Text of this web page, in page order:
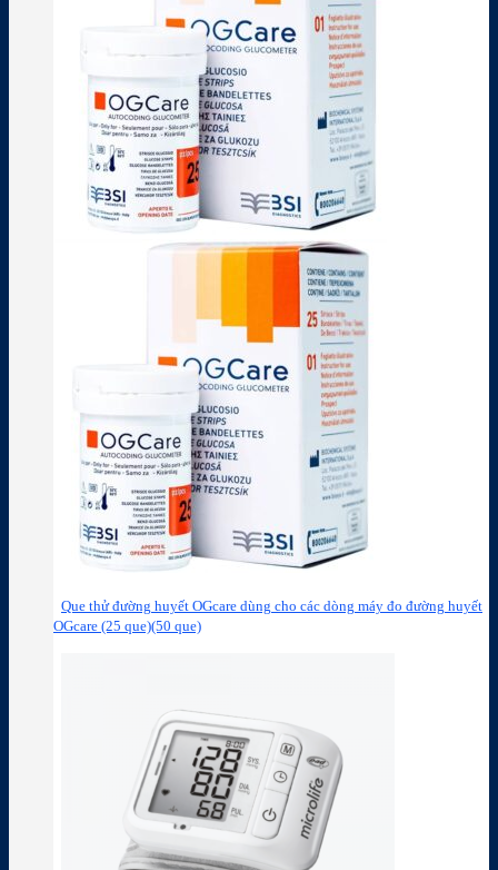
Que thử đường huyết OGcare dùng cho các dòng máy đo đường huyết
OGcare (25 que)(50 que)